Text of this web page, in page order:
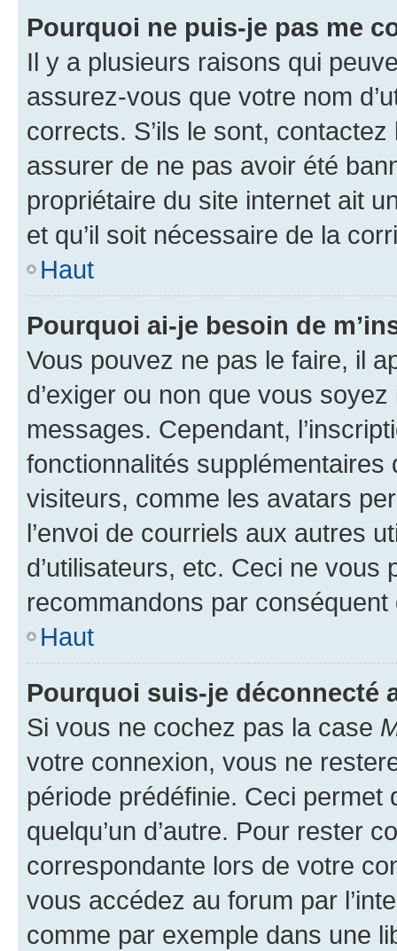
Pourquoi ne puis-je pas me
Il y a plusieurs raisons qui
assurez-vous que votre nom
corrects. S’ils le sont,
assurer de ne pas avoir été
propriétaire du site internet ait
et qu’il soit nécessaire de la
Haut
Pourquoi ai-je besoin de
Vous pouvez ne pas le faire, il
d’exiger ou non que vous
messages. Cependant,
fonctionnalités
visiteurs, comme les avatars
l’envoi de courriels aux autres
d’utilisateurs, etc. Ceci ne vous
recommandons par conséquent
Haut
Pourquoi suis-je déconnecté
Si vous ne cochez pas la case
votre connexion, vous ne
période prédéfinie. Ceci permet
quelqu’un d’autre. Pour rester
correspondante lors de votre
vous accédez au forum par
comme par exemple dans une